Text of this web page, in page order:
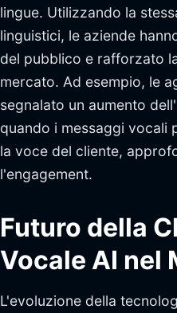
lingue. Utilizzando la
linguistici, le aziende
del pubblico e rafforzato
mercato. Ad esempio, le
segnalato un aumento
quando i messaggi vocali
la voce del cliente,
l'engagement.
Futuro della
Vocale AI nel
L'evoluzione della